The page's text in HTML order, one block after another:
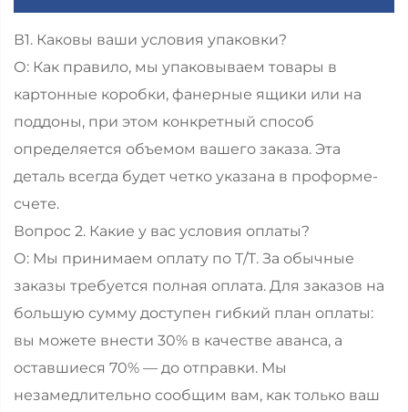
В1. Каковы ваши условия упаковки?
О: Как правило, мы упаковываем товары в
картонные коробки, фанерные ящики или на
поддоны, при этом конкретный способ
определяется объемом вашего заказа. Эта
деталь всегда будет четко указана в проформе-
счете.
Вопрос 2. Какие у вас условия оплаты?
О: Мы принимаем оплату по T/T. За обычные
заказы требуется полная оплата. Для заказов на
большую сумму доступен гибкий план оплаты:
вы можете внести 30% в качестве аванса, а
оставшиеся 70% — до отправки. Мы
незамедлительно сообщим вам, как только ваш